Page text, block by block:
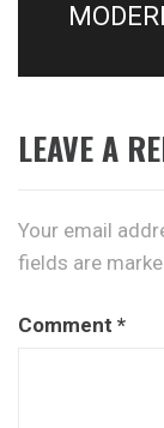
LEAVE A
Your email
fields are
Comment *